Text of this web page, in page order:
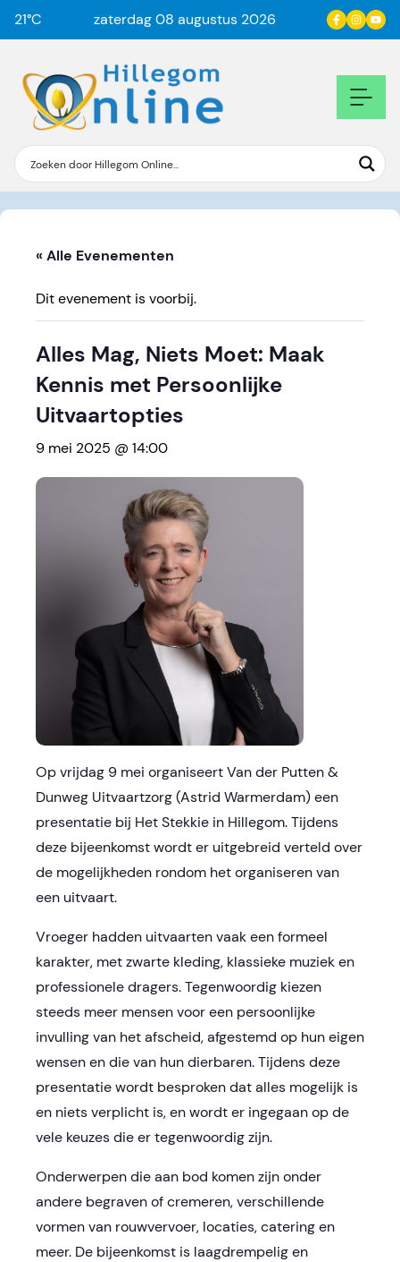
21°C zaterdag 08 augustus 2026
« Alle Evenementen
Dit evenement is voorbij.
Alles Mag, Niets Moet: Maak
Kennis met Persoonlijke
Uitvaartopties
9 mei 2025 @ 14:00
Op vrijdag 9 mei organiseert Van der Putten &
Dunweg Uitvaartzorg (Astrid Warmerdam) een
presentatie bij Het Stekkie in Hillegom. Tijdens
deze bijeenkomst wordt er uitgebreid verteld over
de mogelijkheden rondom het organiseren van
een uitvaart.
Vroeger hadden uitvaarten vaak een formeel
karakter, met zwarte kleding, klassieke muziek en
professionele dragers. Tegenwoordig kiezen
steeds meer mensen voor een persoonlijke
invulling van het afscheid, afgestemd op hun eigen
wensen en die van hun dierbaren. Tijdens deze
presentatie wordt besproken dat alles mogelijk is
en niets verplicht is, en wordt er ingegaan op de
vele keuzes die er tegenwoordig zijn.
Onderwerpen die aan bod komen zijn onder
andere begraven of cremeren, verschillende
vormen van rouwvervoer, locaties, catering en
meer. De bijeenkomst is laagdrempelig en